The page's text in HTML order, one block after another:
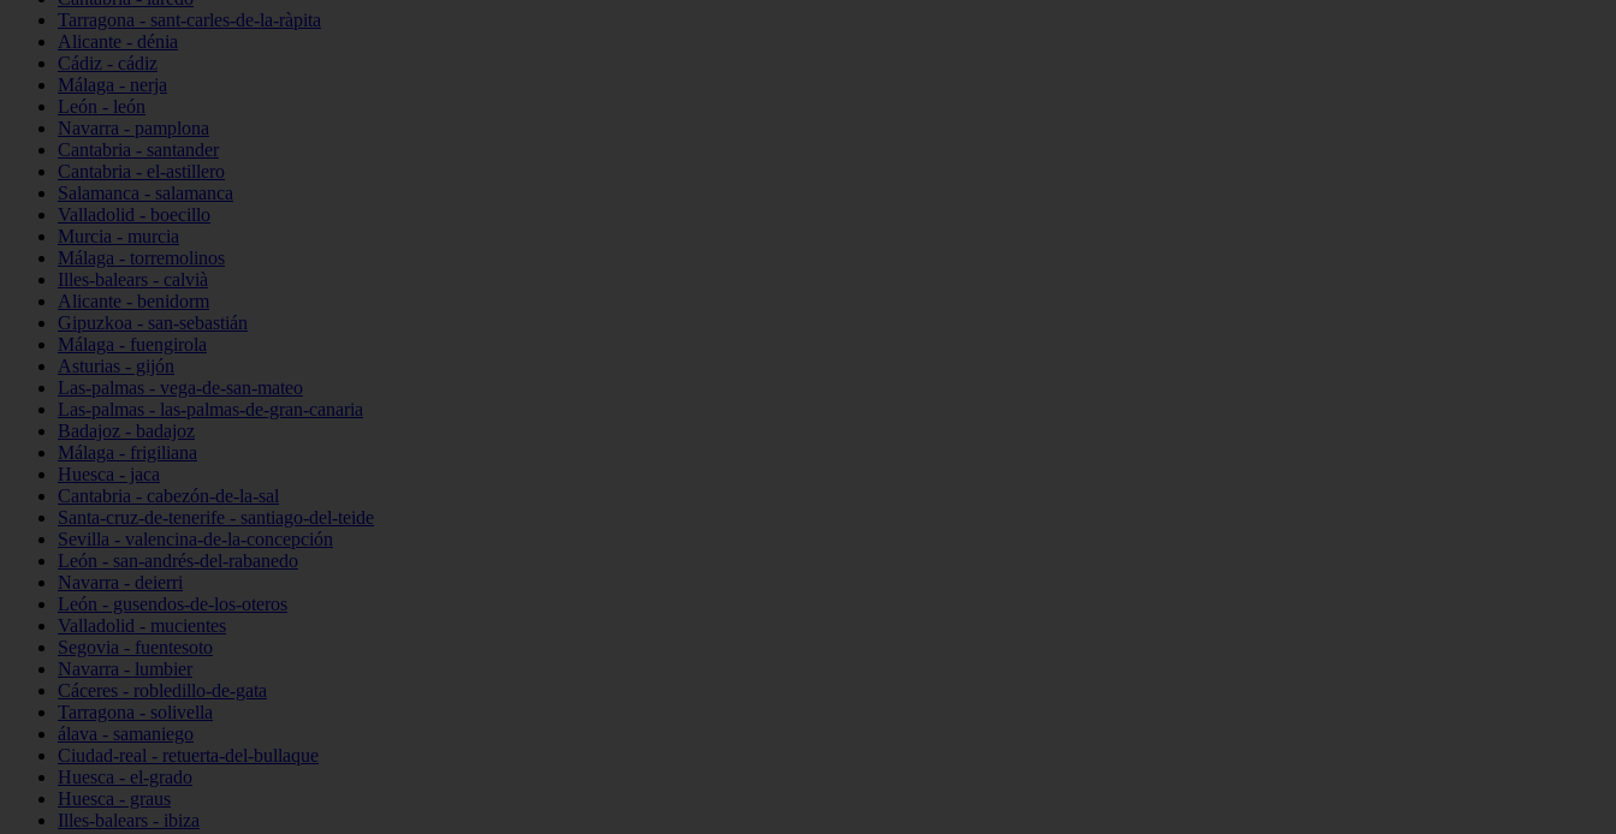
Tarragona - sant-carles-de-la-ràpita
Alicante - dénia
Cádiz - cádiz
Málaga - nerja
León - león
Navarra - pamplona
Cantabria - santander
Cantabria - el-astillero
Salamanca - salamanca
Valladolid - boecillo
Murcia - murcia
Málaga - torremolinos
Illes-balears - calvià
Alicante - benidorm
Gipuzkoa - san-sebastián
Málaga - fuengirola
Asturias - gijón
Las-palmas - vega-de-san-mateo
Las-palmas - las-palmas-de-gran-canaria
Badajoz - badajoz
Málaga - frigiliana
Huesca - jaca
Cantabria - cabezón-de-la-sal
Santa-cruz-de-tenerife - santiago-del-teide
Sevilla - valencina-de-la-concepción
León - san-andrés-del-rabanedo
Navarra - deierri
León - gusendos-de-los-oteros
Valladolid - mucientes
Segovia - fuentesoto
Navarra - lumbier
Cáceres - robledillo-de-gata
Tarragona - solivella
álava - samaniego
Ciudad-real - retuerta-del-bullaque
Huesca - el-grado
Huesca - graus
Illes-balears - ibiza